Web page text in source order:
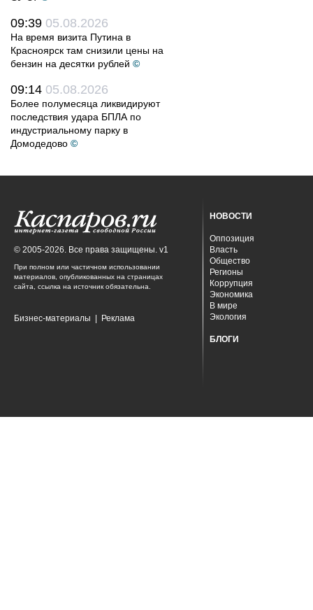
09:39 05.08.2026
На время визита Путина в
Красноярск там снизили цены на
бензин на десятки рублей ©
09:14 05.08.2026
Более полумесяца ликвидируют
последствия удара БПЛА по
индустриальному парку в
Домодедово ©
© 2005-2026. Все права защищены. v1
При полном или частичном использовании
материалов, опубликованных на страницах
сайта, ссылка на источник обязательна.
Бизнес-материалы Реклама
НОВОСТИ
Оппозиция
Власть
Общество
Регионы
Коррупция
Экономика
В мире
Экология
БЛОГИ